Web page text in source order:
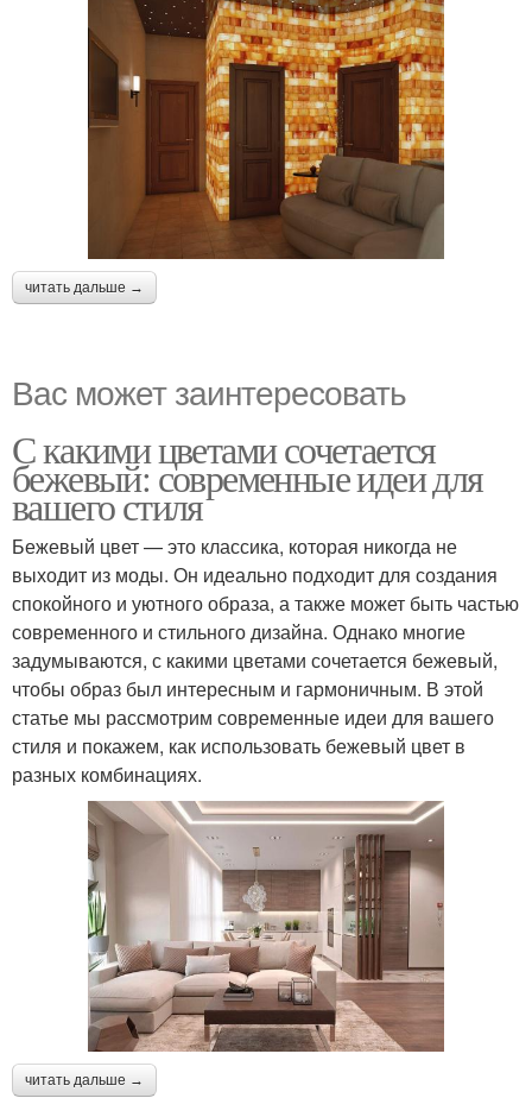
читать дальше →
Вас может заинтересовать
С какими цветами сочетается
бежевый: современные идеи для
вашего стиля
Бежевый цвет — это классика, которая никогда не
выходит из моды. Он идеально подходит для создания
спокойного и уютного образа, а также может быть частью
современного и стильного дизайна. Однако многие
задумываются, с какими цветами сочетается бежевый,
чтобы образ был интересным и гармоничным. В этой
статье мы рассмотрим современные идеи для вашего
стиля и покажем, как использовать бежевый цвет в
разных комбинациях.
читать дальше →